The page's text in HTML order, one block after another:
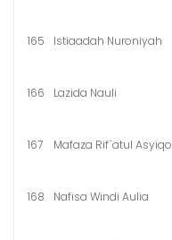
165
Istiaadah Nuroniyah
166
Lazida Nauli
167
Mafaza Rif`atul Asyiqo
168
Nafisa Windi Aulia